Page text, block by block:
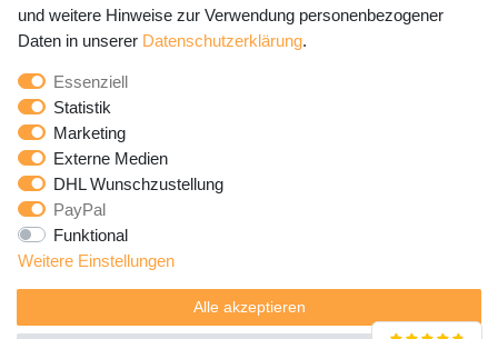
E-MAIL **
Newsletter
Honig
Hiermit bestätige ich, dass ich die
gelesen habe. Meine Einwilligung kann ich jederzeit
widerrufen.**
** Hierbei handelt es sich um ein Pflichtfeld.
und weitere Hinweise zur Verwendung personenbezogener
Daten in unserer Daten­schutz­erklärung.
Essenziell
Statistik
Marketing
Externe Medien
DHL Wunschzustellung
PayPal
Funktional
Weitere Einstellungen
Alle akzeptieren